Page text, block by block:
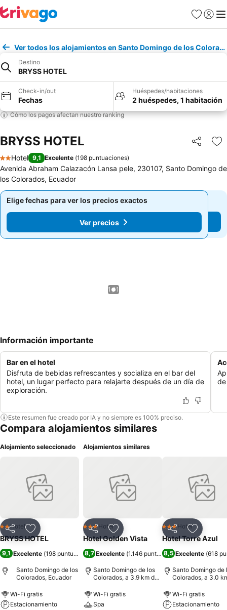
Favoritos
Iniciar
Ver todos los alojamientos en Santo Domingo de los
Destino
BRYSS HOTEL
Check-in/out
Fechas
Huéspedes/habitaciones
2 huéspedes, 1 habitación
Cómo los pagos afectan nuestro ranking
BRYSS HOTEL Compartir
2 Estrellas
Hotel 9,1 Excelente (198 puntuaciones)
Avenida Abraham Calazacón Lansa pele, 230107, Santo Domingo de
los Colorados, Ecuador
Elige fechas para ver los precios exactos
Ver precios
Elige fechas para ver los precios exactos
Ver precios
1 / 1
Información importante
Bar en el hotel
Disfruta de bebidas refrescantes y socializa en el bar del
hotel, un lugar perfecto para relajarte después de un día de
exploración.
Este resumen fue creado por IA y no siempre es 100% preciso.
Compara alojamientos similares
Alojamiento seleccionado
CompartirAgregar a favoritos
2 Estrellas
Hotel
BRYSS HOTEL
9,1 Excelente (198 puntuaciones)
Santo Domingo de los
Colorados, Ecuador
Wi-Fi gratis
Estacionamiento
Alojamientos similares
CompartirAgregar a favoritos
3 Estrellas
Hotel
Hotel Golden Vista
8,7 Excelente (1.146 puntuaciones)
Santo Domingo de los
Colorados, a 3.9 km de:
Wi-Fi gratis
Spa
CompartirAgregar
3 Estrellas
Hotel
Hotel Torre Azul
8,5 Excelente (618
Santo Domingo de
Colorados, a 3.0
Wi-Fi gratis
Estacionamiento